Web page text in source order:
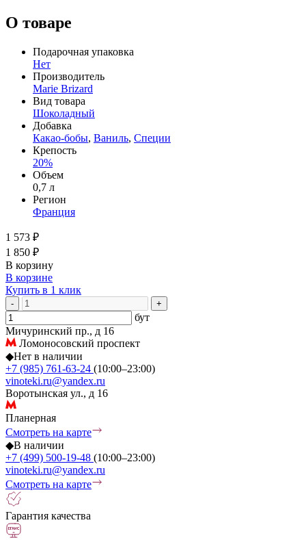
О товаре
Подарочная упаковка
Нет
Производитель
Marie Brizard
Вид товара
Шоколадный
Добавка
Какао-бобы, Ваниль, Специи
Крепость
20%
Объем
0,7 л
Регион
Франция
1 573 ₽
1 850 ₽
В корзину
В корзине
Купить в 1 клик
- +
бут
Мичуринский пр., д 16
Ломоносовский проспект
◆Нет в наличии
+7 (985) 761-63-24 (10:00–23:00)
vinoteki.ru@yandex.ru
Воротынская ул., д 16
Планерная
Смотреть на карте
◆В наличии
+7 (499) 500-19-48 (10:00–23:00)
vinoteki.ru@yandex.ru
Смотреть на карте
Гарантия качества